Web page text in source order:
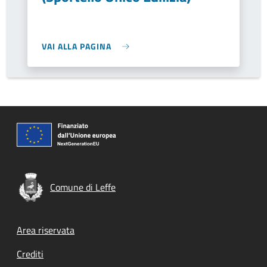
VAI ALLA PAGINA
Comune di Leffe
Footer menu
Area riservata
Crediti